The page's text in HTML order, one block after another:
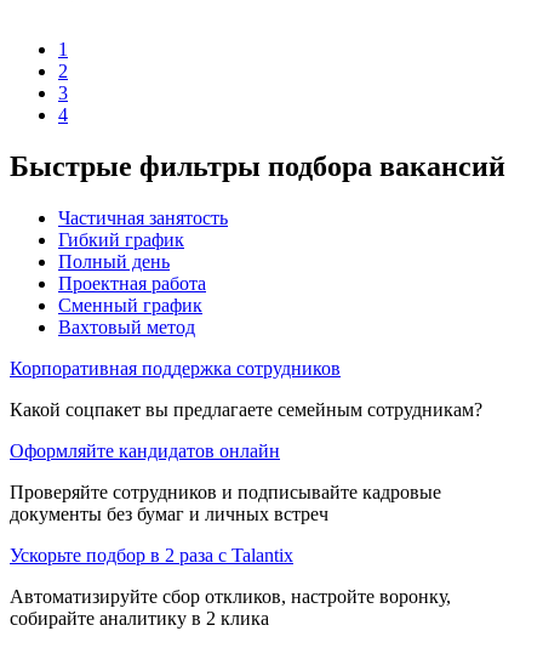
1
2
3
4
Быстрые фильтры подбора вакансий
Частичная занятость
Гибкий график
Полный день
Проектная работа
Сменный график
Вахтовый метод
Корпоративная поддержка сотрудников
Какой соцпакет вы предлагаете семейным сотрудникам?
Оформляйте кандидатов онлайн
Проверяйте сотрудников и подписывайте кадровые
документы без бумаг и личных встреч
Ускорьте подбор в 2 раза с Talantix
Автоматизируйте сбор откликов, настройте воронку,
собирайте аналитику в 2 клика